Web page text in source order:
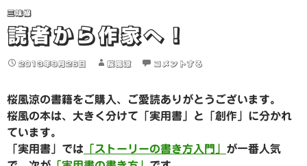
三味線
読者から作家へ！
2013年9月26日 桜風涼 コメントする
桜風涼の書籍をご購入、ご愛読ありがとうございます。
桜風の本は、大きく分けて「実用書」と「創作」に分かれ
ています。
「実用書」では 「ストーリーの書き方入門」 が一番人気